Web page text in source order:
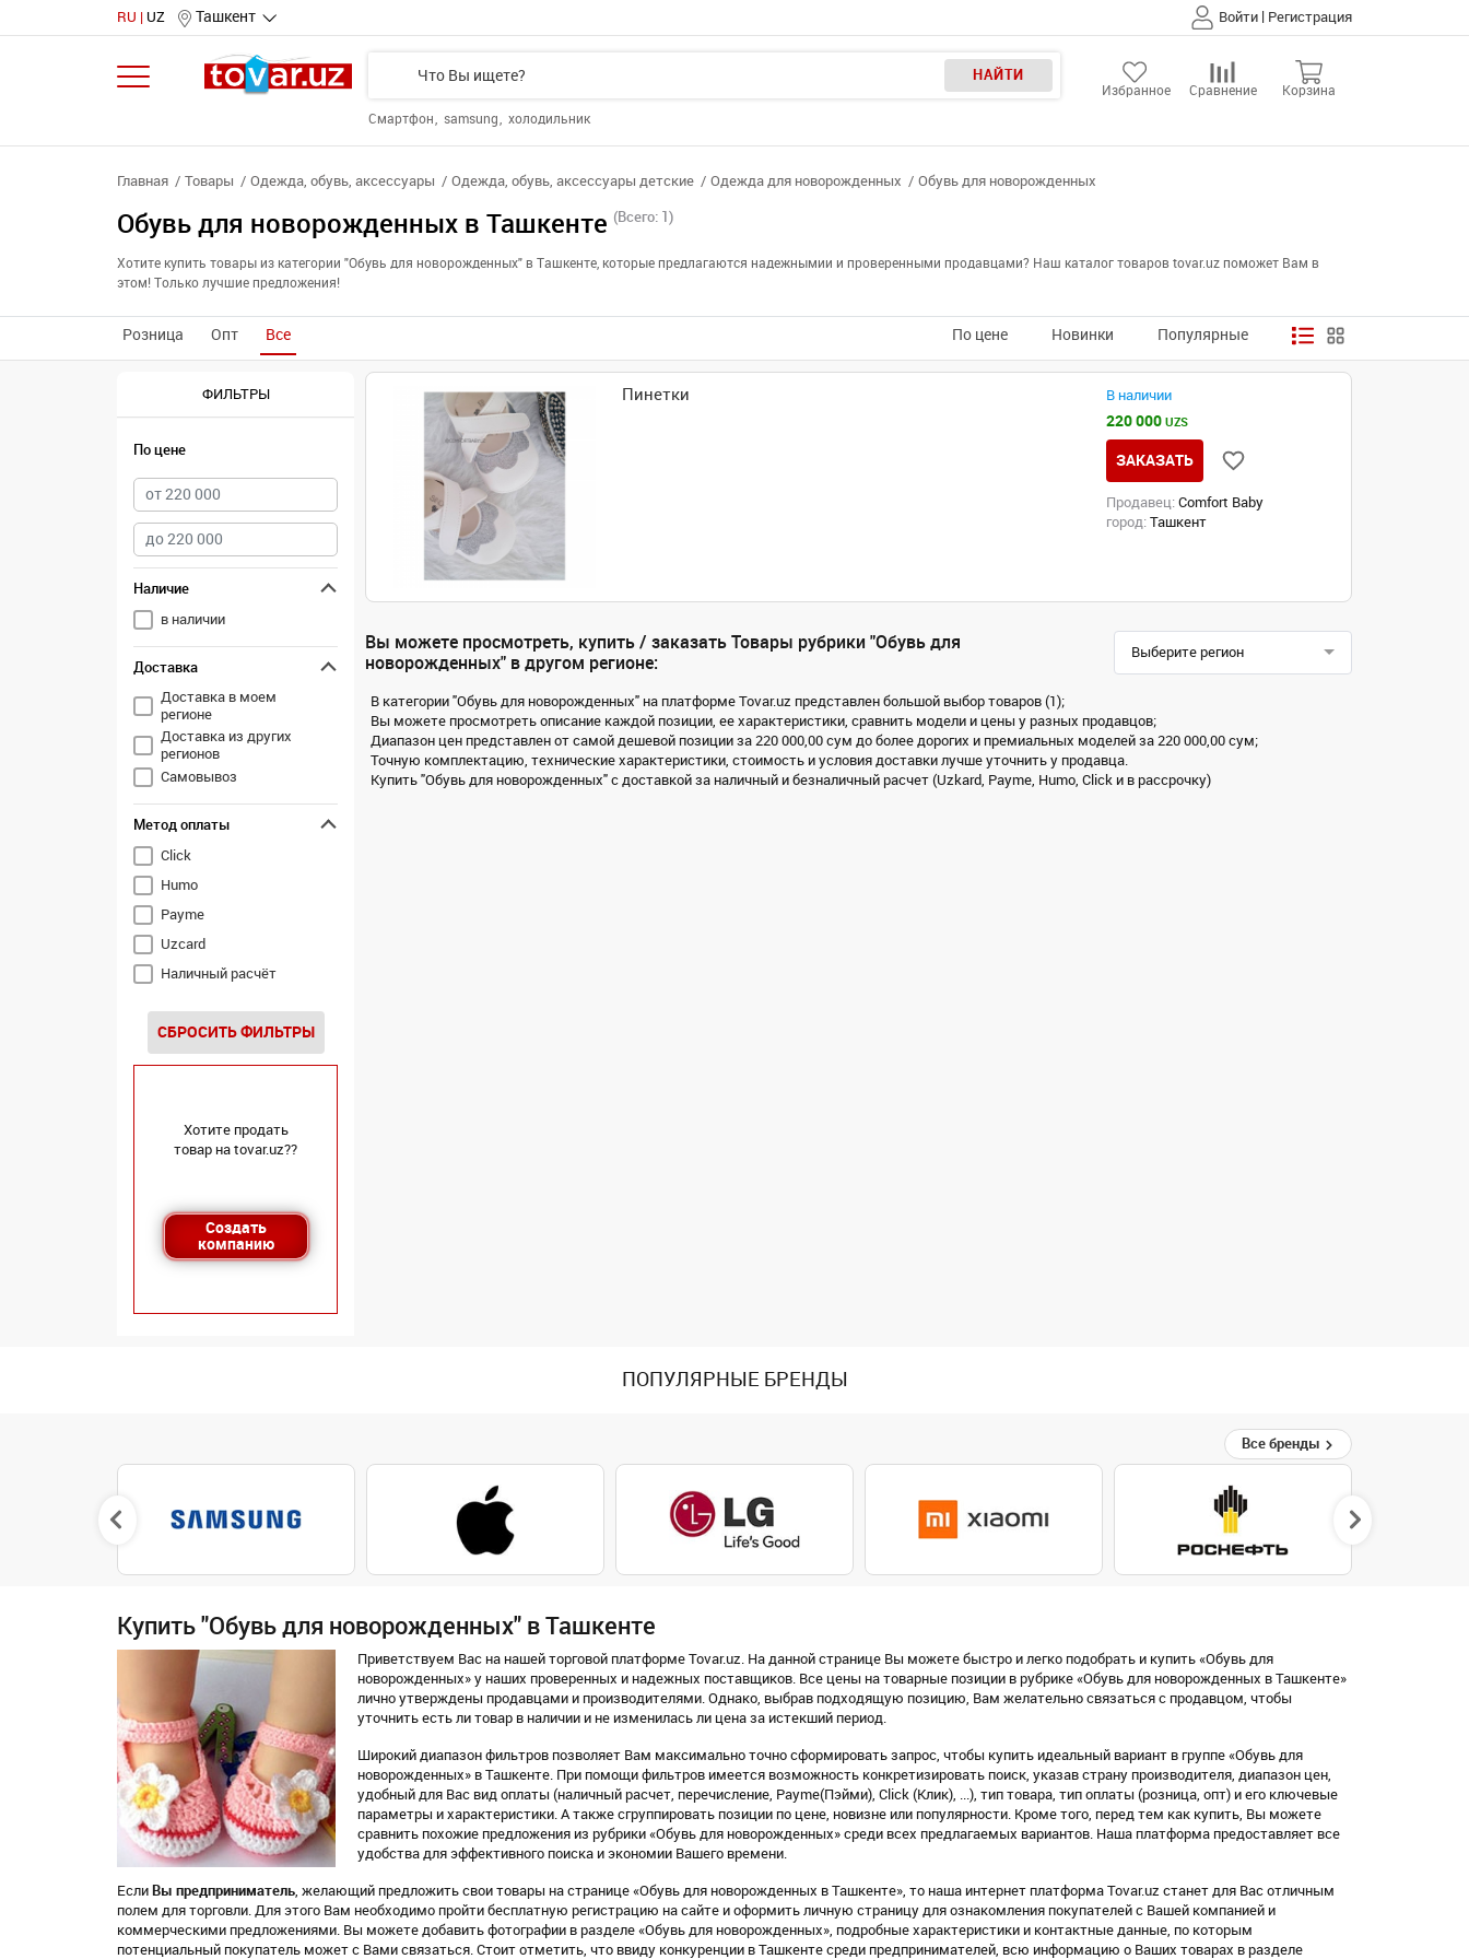
RU UZ Ташкент Войти | Регистрация
НАЙТИ
Смартфон samsung холодильник
Избранное Сравнение Корзина
Главная Товары Одежда, обувь, аксессуары Одежда, обувь, аксессуары детские Одежда для новорожденных Обувь для новорожденных
Обувь для новорожденных в Ташкенте (Всего: 1)
Хотите купить товары из категории "Обувь для новорожденных" в Ташкенте, которые предлагаются надежнымии и проверенными продавцами? Наш каталог товаров tovar.uz поможет Вам в
этом! Только лучшие предложения!
Розница Опт Все По цене Новинки Популярные
ФИЛЬТРЫ
По цене
Наличие
в наличии
Доставка
Доставка в моем
регионе
Доставка из других
регионов
Самовывоз
Метод оплаты
Click
Humo
Payme
Uzcard
Наличный расчёт
СБРОСИТЬ ФИЛЬТРЫ
Хотите продать
товар на tovar.uz??
Создать
компанию
Пинетки В наличии
220 000UZS
ЗАКАЗАТЬ
Продавец: Comfort Baby
город: Ташкент
Вы можете просмотреть, купить / заказать Товары рубрики "Обувь для
новорожденных" в другом регионе:
Выберите регион
В категории "Обувь для новорожденных" на платформе Tovar.uz представлен большой выбор товаров (1);
Вы можете просмотреть описание каждой позиции, ее характеристики, сравнить модели и цены у разных продавцов;
Диапазон цен представлен от самой дешевой позиции за 220 000,00 сум до более дорогих и премиальных моделей за 220 000,00 сум;
Точную комплектацию, технические характеристики, стоимость и условия доставки лучше уточнить у продавца.
Купить "Обувь для новорожденных" с доставкой за наличный и безналичный расчет (Uzkard, Payme, Humo, Click и в рассрочку)
ПОПУЛЯРНЫЕ БРЕНДЫ
Все бренды
Купить "Обувь для новорожденных" в Ташкенте
Приветствуем Вас на нашей торговой платформе Tovar.uz. На данной странице Вы можете быстро и легко подобрать и купить «Обувь для
новорожденных» у наших проверенных и надежных поставщиков. Все цены на товарные позиции в рубрике «Обувь для новорожденных в Ташкенте»
лично утверждены продавцами и производителями. Однако, выбрав подходящую позицию, Вам желательно связаться с продавцом, чтобы
уточнить есть ли товар в наличии и не изменилась ли цена за истекший период.
Широкий диапазон фильтров позволяет Вам максимально точно сформировать запрос, чтобы купить идеальный вариант в группе «Обувь для
новорожденных» в Ташкенте. При помощи фильтров имеется возможность конкретизировать поиск, указав страну производителя, диапазон цен,
удобный для Вас вид оплаты (наличный расчет, перечисление, Payme(Пэйми), Click (Клик), ...), тип товара, тип оплаты (розница, опт) и его ключевые
параметры и характеристики. А также сгруппировать позиции по цене, новизне или популярности. Кроме того, перед тем как купить, Вы можете
сравнить похожие предложения из рубрики «Обувь для новорожденных» среди всех предлагаемых вариантов. Наша платформа предоставляет все
удобства для эффективного поиска и экономии Вашего времени.
Если Вы предприниматель, желающий предложить свои товары на странице «Обувь для новорожденных в Ташкенте», то наша интернет платформа Tovar.uz станет для Вас отличным
полем для торговли. Для этого Вам необходимо пройти бесплатную регистрацию на сайте и оформить личную страницу для ознакомления покупателей с Вашей компанией и
коммерческими предложениями. Вы можете добавить фотографии в разделе «Обувь для новорожденных», подробные характеристики и контактные данные, по которым
потенциальный покупатель может с Вами связаться. Стоит отметить, что ввиду конкуренции в Ташкенте среди предпринимателей, всю информацию о Ваших товарах в разделе